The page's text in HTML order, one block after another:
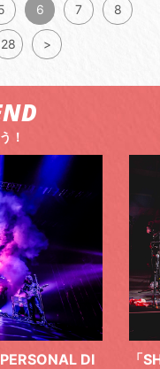
6 7 8
28 >
！
クバンドとし